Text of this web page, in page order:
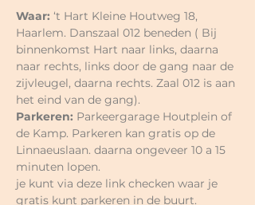
Waar: ‘t Hart Kleine Houtweg 18,
Haarlem. Danszaal 012 beneden ( Bij
binnenkomst Hart naar links, daarna
naar rechts, links door de gang naar de
zijvleugel, daarna rechts. Zaal 012 is aan
het eind van de gang).
Parkeren: Parkeergarage Houtplein of
de Kamp. Parkeren kan gratis op de
Linnaeuslaan. daarna ongeveer 10 a 15
minuten lopen.
je kunt via deze link checken waar je
gratis kunt parkeren in de buurt.